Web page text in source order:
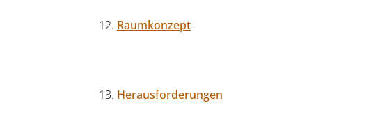
Raumkonzept
Herausforderungen